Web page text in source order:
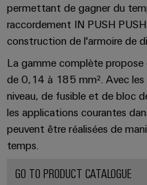
permettant de gagner du
raccordement IN PUSH
construction de l'armoire de
La gamme complète
de 0,14 à 185 mm². Avec
niveau, de fusible et de bloc
les applications courantes
peuvent être réalisées de
temps.
GO TO PRODUCT CATALOGUE